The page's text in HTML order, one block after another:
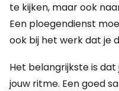
te kijken, maar ook
Een ploegendienst
ook bij het werk dat je
Het belangrijkste is
jouw ritme. Een goed